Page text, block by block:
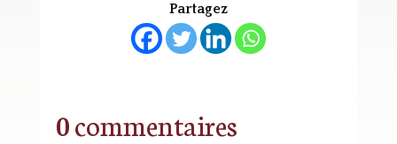
Partagez
0 commentaires